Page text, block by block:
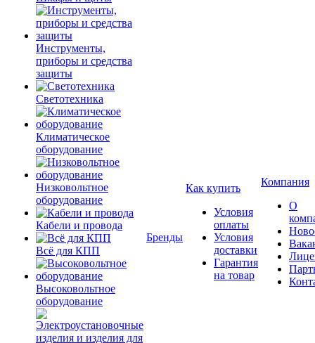
Инструменты,
приборы и средства
защиты
Светотехника
Климатическое
оборудование
Низковольтное
оборудование
Кабели и провода
Всё для КПП
Высоковольтное
оборудование
Бренды
Как купить
Условия
оплаты
Условия
доставки
Гарантия
на товар
Компания
О